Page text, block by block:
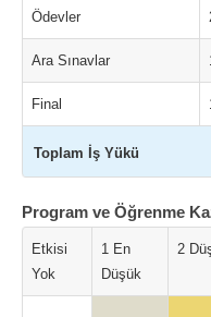
Ödevler
Ara Sınavlar
Final
Toplam İş Yükü
Program ve Öğrenme
Etkisi
Yok
1 En
Düşük
2